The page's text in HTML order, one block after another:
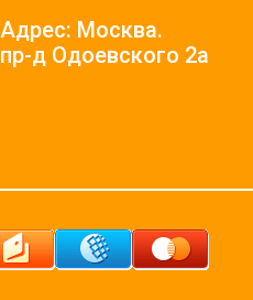
Адрес: Москва.
пр-д Одоевского 2а